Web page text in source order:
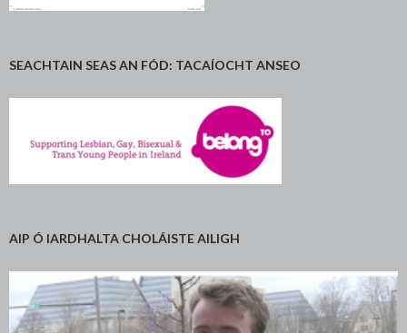
SEACHTAIN SEAS AN FÓD: TACAÍOCHT ANSEO
AIP Ó IARDHALTA CHOLÁISTE AILIGH